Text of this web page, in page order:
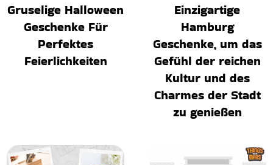
Gruselige Halloween
Geschenke Für
Perfektes
Feierlichkeiten
Einzigartige
Hamburg
Geschenke, um das
Gefühl der reichen
Kultur und des
Charmes der Stadt
zu genießen